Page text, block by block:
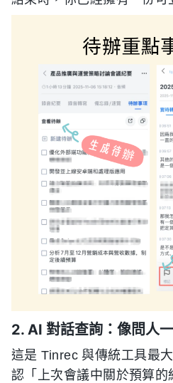
2. AI 對話查詢：像問人
這是 Tinrec 與傳統工具最
認「上次會議中關於預算的